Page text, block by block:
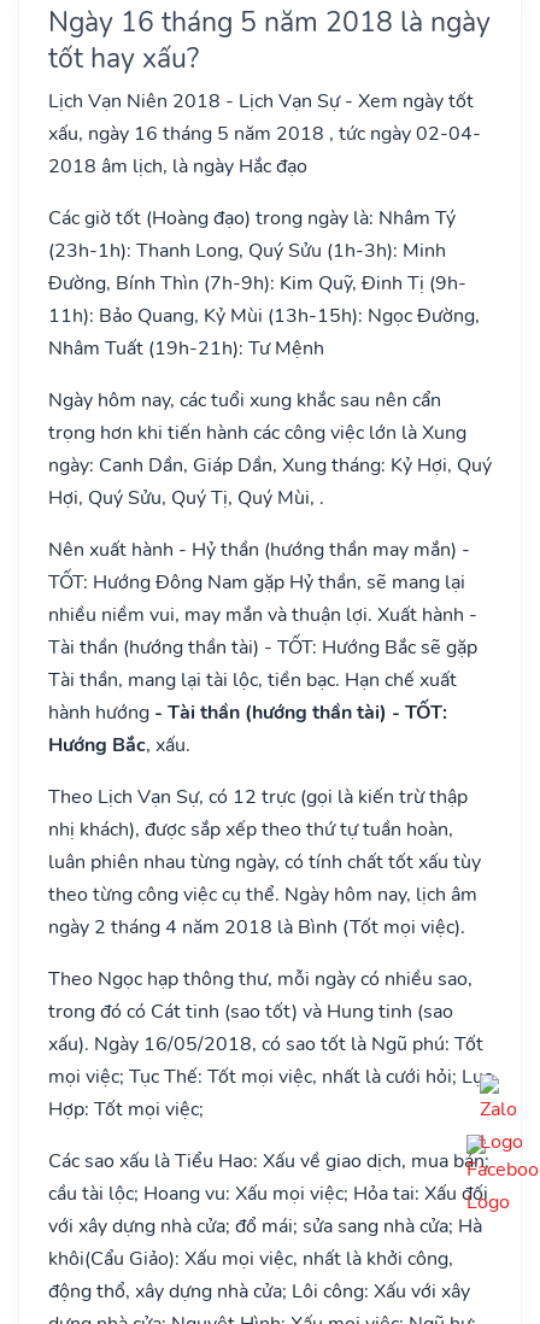
Ngày 16 tháng 5 năm 2018 là ngày
tốt hay xấu?
Lịch Vạn Niên 2018 - Lịch Vạn Sự - Xem ngày tốt
xấu, ngày 16 tháng 5 năm 2018 , tức ngày 02-04-
2018 âm lịch, là ngày Hắc đạo
Các giờ tốt (Hoàng đạo) trong ngày là: Nhâm Tý
(23h-1h): Thanh Long, Quý Sửu (1h-3h): Minh
Đường, Bính Thìn (7h-9h): Kim Quỹ, Đinh Tị (9h-
11h): Bảo Quang, Kỷ Mùi (13h-15h): Ngọc Đường,
Nhâm Tuất (19h-21h): Tư Mệnh
Ngày hôm nay, các tuổi xung khắc sau nên cẩn
trọng hơn khi tiến hành các công việc lớn là Xung
ngày: Canh Dần, Giáp Dần, Xung tháng: Kỷ Hợi, Quý
Hợi, Quý Sửu, Quý Tị, Quý Mùi, .
Nên xuất hành - Hỷ thần (hướng thần may mắn) -
TỐT: Hướng Đông Nam gặp Hỷ thần, sẽ mang lại
nhiều niềm vui, may mắn và thuận lợi. Xuất hành -
Tài thần (hướng thần tài) - TỐT: Hướng Bắc sẽ gặp
Tài thần, mang lại tài lộc, tiền bạc. Hạn chế xuất
hành hướng - Tài thần (hướng thần tài) - TỐT:
Hướng Bắc, xấu.
Theo Lịch Vạn Sự, có 12 trực (gọi là kiến trừ thập
nhị khách), được sắp xếp theo thứ tự tuần hoàn,
luân phiên nhau từng ngày, có tính chất tốt xấu tùy
theo từng công việc cụ thể. Ngày hôm nay, lịch âm
ngày 2 tháng 4 năm 2018 là Bình (Tốt mọi việc).
Theo Ngọc hạp thông thư, mỗi ngày có nhiều sao,
trong đó có Cát tinh (sao tốt) và Hung tinh (sao
xấu). Ngày 16/05/2018, có sao tốt là Ngũ phú: Tốt
mọi việc; Tục Thế: Tốt mọi việc, nhất là cưới hỏi; Lục
Hợp: Tốt mọi việc;
Các sao xấu là Tiểu Hao: Xấu về giao dịch, mua bán;
cầu tài lộc; Hoang vu: Xấu mọi việc; Hỏa tai: Xấu đối
với xây dựng nhà cửa; đổ mái; sửa sang nhà cửa; Hà
khôi(Cẩu Giảo): Xấu mọi việc, nhất là khởi công,
động thổ, xây dựng nhà cửa; Lôi công: Xấu với xây